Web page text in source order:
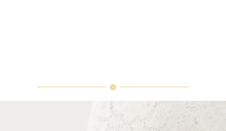
Classic Winston祖母綠型切工訂婚鑽戒優雅地疊戴於Winston